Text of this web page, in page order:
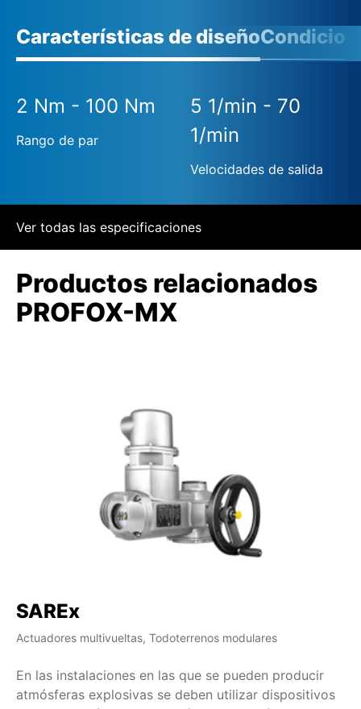
Características de diseño
2 Nm - 100 Nm
Rango de par
5 1/min - 70
1/min
Velocidades de salida
Ver todas las especificaciones
Productos relacionados
PROFOX-MX
SAREx
Actuadores multivueltas, Todoterrenos modulares
En las instalaciones en las que se pueden producir
atmósferas explosivas se deben utilizar dispositivos